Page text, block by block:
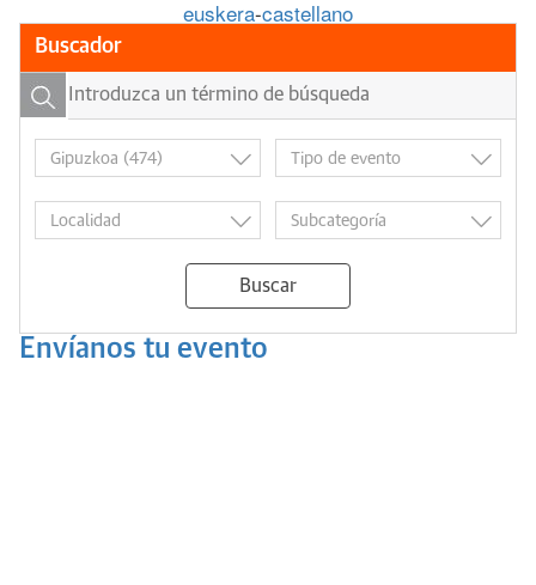
euskera-castellano
Buscador
Buscar
Envíanos tu evento